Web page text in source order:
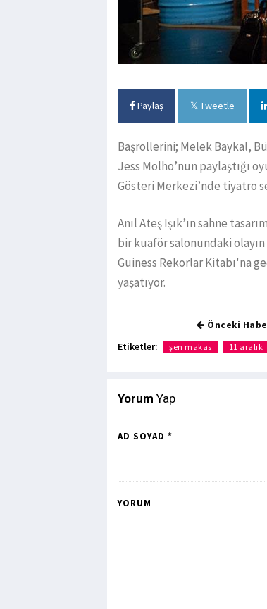
Paylaş Tweetle
Başrollerini; Melek Baykal,
Jess Molho’nun paylaştığı
Gösteri Merkezi’nde tiyatro
Anıl Ateş Işık’ın sahne
bir kuaför salonundaki
Guiness Rekorlar Kitabı'na
yaşatıyor.
Önceki
Etiketler: şen makas 11 aralık
Yorum Yap
AD SOYAD *
YORUM